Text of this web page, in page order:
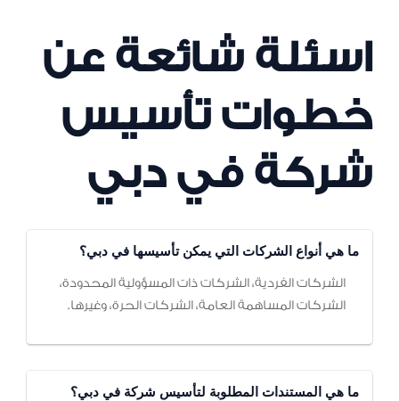
اسئلة شائعة عن
خطوات تأسيس
شركة في دبي
ما هي أنواع الشركات التي يمكن تأسيسها في دبي؟
الشركات الفردية، الشركات ذات المسؤولية المحدودة،
الشركات المساهمة العامة، الشركات الحرة، وغيرها.
ما هي المستندات المطلوبة لتأسيس شركة في دبي؟